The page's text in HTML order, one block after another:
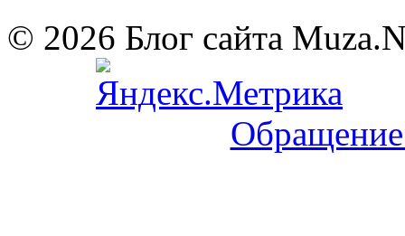
© 2026 Блог сайта
Обращение